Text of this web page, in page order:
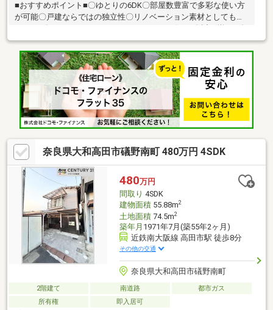
■おすすめポイント■〇ゆとりの6DK〇部屋数豊富で多彩な使い方
が可能〇戸建ならではの独立性〇リノベーション素材としてもお
日のお買い物も快適。〇教育施設や公園が点在し、子育て世帯に
も暮らしやすい住環境。多様化する住まいのお悩みを当社へお気
軽にご相談下さい。地域密着の住まい探しを応援する【ウエマチ
プラス】
奈良県大和高田市礒野南町 480万円 4SDK
480万円
間取り 4SDK
建物面積55.88m2
土地面積74.5m2
築年月 1971年7月(築55年2ヶ月)
近鉄南大阪線 高田市駅 徒歩8分
その他の交通
奈良県大和高田市礒野南町
2階建て 南道路
都市ガス
所有権
即入居可